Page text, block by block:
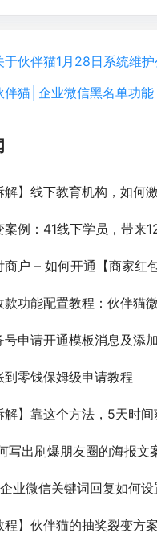
于伙伴猫1月28日系统维
猫│企业微信黑名单功能：来一个
解】线下教育机构，如何激发
案例：41线下学员，带来
– 如何开通【商家红包】？分销
置教程：伙伴猫微信支付商户配置教程——活动裂
号申请开通模板消息及添
到零钱保姆级申请教程
】靠这个方法，5天时间获取750个
出刷爆朋友圈的海报文案？内
业微信关键词回复如何设
程】伙伴猫的抽奖裂变方